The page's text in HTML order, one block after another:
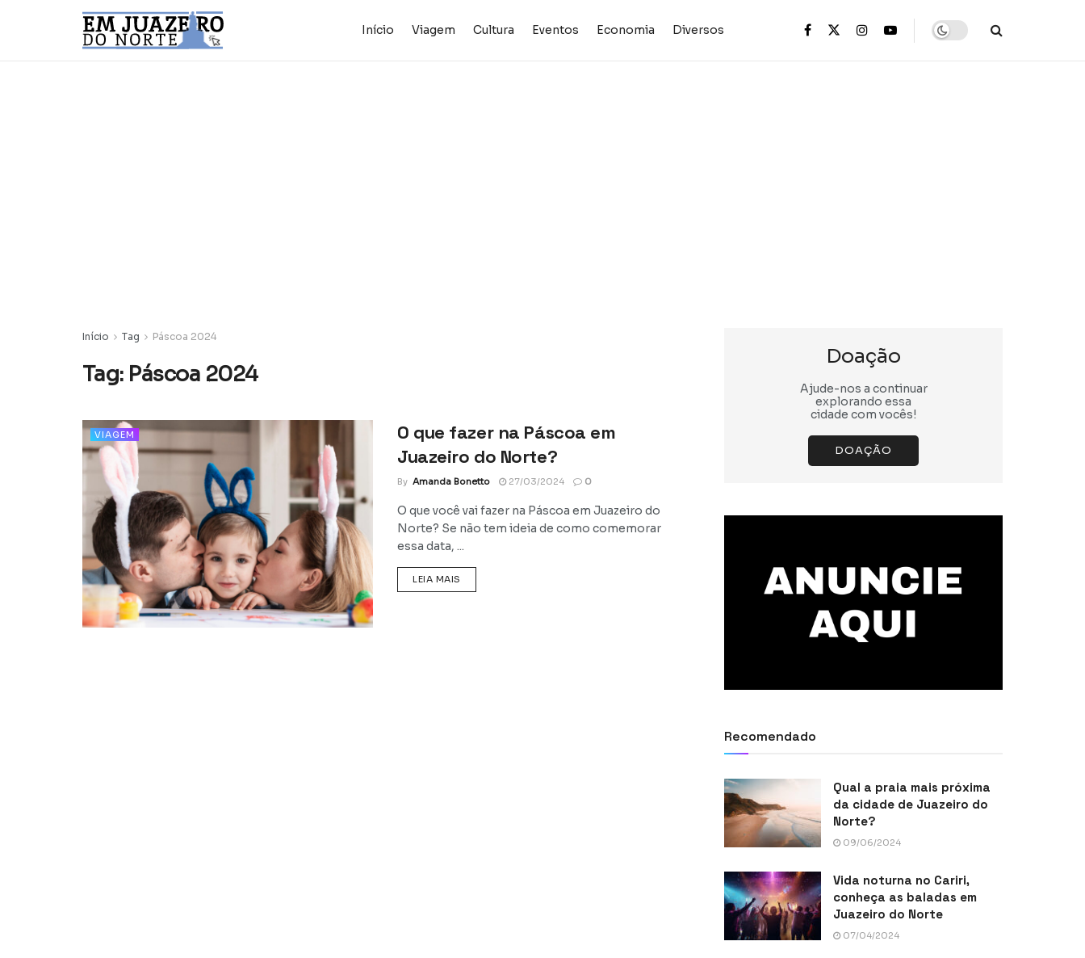
Início Viagem Cultura Eventos Economia Diversos
Início Tag Páscoa 2024
Tag: Páscoa 2024
VIAGEM
O que fazer na Páscoa em
Juazeiro do Norte?
By Amanda Bonetto 27/03/2024 0
O que você vai fazer na Páscoa em Juazeiro do
Norte? Se não tem ideia de como comemorar
essa data, ...
LEIA MAIS
Doação
Ajude-nos a continuar
explorando essa
cidade com vocês!
DOAÇÃO
Recomendado
Qual a praia mais próxima
da cidade de Juazeiro do
Norte?
09/06/2024
Vida noturna no Cariri,
conheça as baladas em
Juazeiro do Norte
07/04/2024